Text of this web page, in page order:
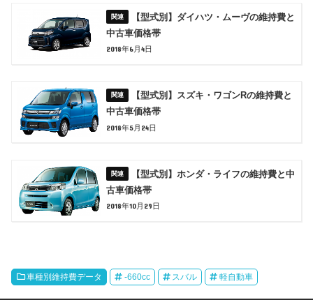
【型式別】ダイハツ・ムーヴの維持費と
中古車価格帯
2018年6月4日
【型式別】スズキ・ワゴンRの維持費と
中古車価格帯
2018年5月24日
【型式別】ホンダ・ライフの維持費と中
古車価格帯
2018年10月29日
車種別維持費データ -660cc スバル 軽自動車